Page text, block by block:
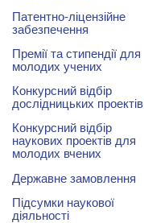
Патентно-ліцензійне
забезпечення
Премії та стипендії для
молодих учених
Конкурсний відбір
дослідницьких проектів
Конкурсний відбір
наукових проектів для
молодих вчених
Державне замовлення
Підсумки наукової
діяльності